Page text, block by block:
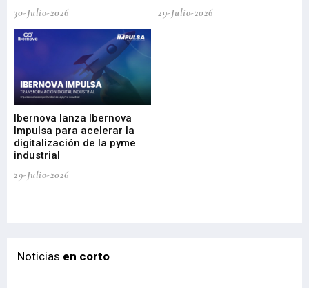
30-Julio-2026
29-Julio-2026
Ibernova lanza Ibernova
Impulsa para acelerar la
digitalización de la pyme
industrial
29-Julio-2026
Noticias en corto